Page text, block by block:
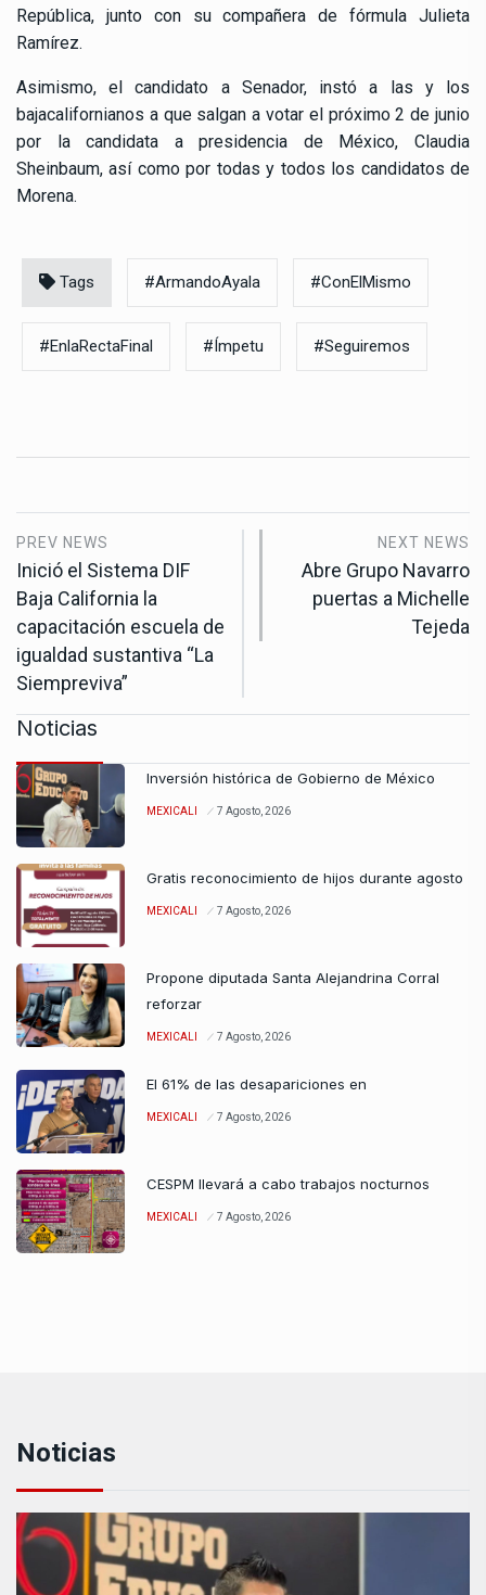
República, junto con su compañera de fórmula Julieta
Ramírez.
Asimismo, el candidato a Senador, instó a las y los
bajacalifornianos a que salgan a votar el próximo 2 de junio
por la candidata a presidencia de México, Claudia
Sheinbaum, así como por todas y todos los candidatos de
Morena.
Tags #ArmandoAyala #ConElMismo
#EnlaRectaFinal #Ímpetu #Seguiremos
PREV NEWS
Inició el Sistema DIF
Baja California la
capacitación escuela de
igualdad sustantiva “La
Siempreviva”
NEXT NEWS
Abre Grupo Navarro
puertas a Michelle
Tejeda
Noticias
Inversión histórica de Gobierno de México
MEXICALI 7 Agosto, 2026
Gratis reconocimiento de hijos durante agosto
MEXICALI 7 Agosto, 2026
Propone diputada Santa Alejandrina Corral
reforzar
MEXICALI 7 Agosto, 2026
El 61% de las desapariciones en
MEXICALI 7 Agosto, 2026
CESPM llevará a cabo trabajos nocturnos
MEXICALI 7 Agosto, 2026
Noticias